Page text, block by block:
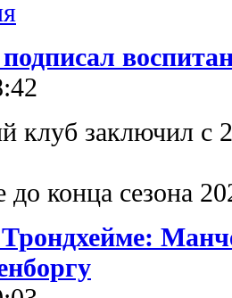
подписал
клуб заключил с
до конца сезона